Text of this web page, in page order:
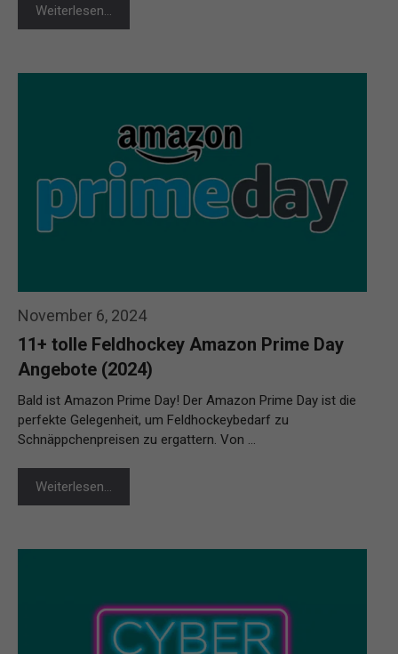
Weiterlesen…
November 6, 2024
11+ tolle Feldhockey Amazon Prime Day
Angebote (2024)
Bald ist Amazon Prime Day! Der Amazon Prime Day ist die
perfekte Gelegenheit, um Feldhockeybedarf zu
Schnäppchenpreisen zu ergattern. Von …
Weiterlesen…